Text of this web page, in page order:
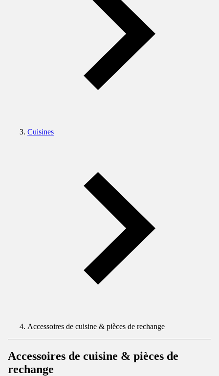
Cuisines
Accessoires de cuisine & pièces de rechange
Accessoires de cuisine & pièces de
rechange